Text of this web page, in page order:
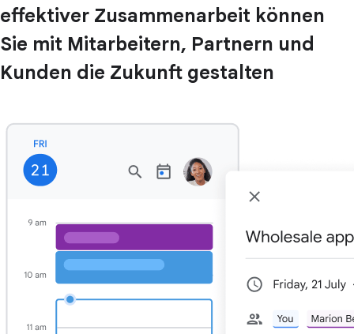
effektiver Zusammenarbeit können
Sie mit Mitarbeitern, Partnern und
Kunden die Zukunft gestalten